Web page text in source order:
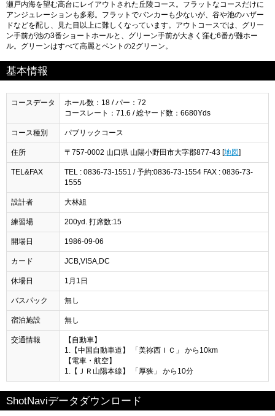
瀬戸内海を望む高台にレイアウトされた丘陵コース。フラットなコースだけに
アンジュレーションも多彩。フラットでバンカーも少ないが、谷や池のハザー
ドなどを配し、見た目以上に難しくなっています。アウトコースでは、グリー
ン手前が池の3番ショートホールと、グリーン手前が大きく窪む6番が難ホー
ル。グリーンはすべて高麗とベントの2グリーン。
基本情報
コースデータ
ホール数：18 / パー：72
コースレート：71.6 / 総ヤード数：6680Yds
コース種別 パブリックコース
住所 〒757-0002 山口県 山陽小野田市大字郡877-43 [ 地図
TEL&FAX
TEL : 0836-73-1551 / 予約:0836‐73‐1554 FAX : 0836-73-
1555
設計者 大林組
練習場 200yd. 打席数:15
開場日 1986-09-06
カード JCB,VISA,DC
休場日 1月1日
バスパック 無し
宿泊施設 無し
交通情報
【自動車】
1.【中国自動車道】 「美祢西ＩＣ」 から10km
【電車・航空】
1.【ＪＲ山陽本線】 「厚狭」 から10分
ShotNaviデータダウンロード